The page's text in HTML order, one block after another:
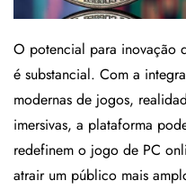
O potencial para inovação
é substancial. Com a
modernas de jogos,
imersivas, a plataforma
redefinem o jogo de PC
atrair um público mais